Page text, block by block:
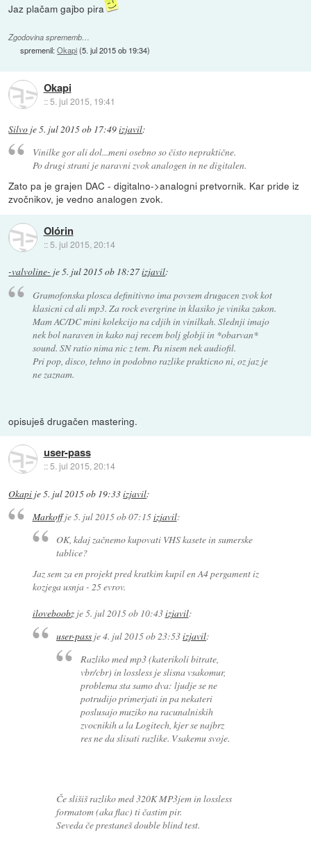
Jaz plačam gajbo pira
Zgodovina sprememb…
spremenil:Okapi(5. jul 2015 ob 19:34)
Okapi
::5. jul 2015, 19:41
Silvo je5. jul 2015 ob 17:49izjavil:
Vinilke gor ali dol...meni osebno so čisto nepraktične.
Po drugi strani je naravni zvok analogen in ne digitalen.
Zato pa je grajen DAC - digitalno->analogni pretvornik. Kar pride iz
zvočnikov, je vedno analogen zvok.
Olórin
:: 5. jul 2015, 20:14
-valvoline- je5. jul 2015 ob 18:27izjavil:
Gramofonska plosca definitivno ima povsem drugacen zvok kot
klasicni cd ali mp3. Za rock evergrine in klasiko je vinika zakon.
Mam AC/DC mini kolekcijo na cdjih in vinilkah. Slednji imajo
nek bol naraven in kako naj recem bolj globji in *obarvan*
sound. SN ratio nima nic z tem. Pa nisem nek audiofil.
Pri pop, disco, tehno in podobno razlike prakticno ni, oz jaz je
ne zaznam.
opisuješ drugačen mastering.
user-pass
::5. jul 2015, 20:14
Okapi je5. jul 2015 ob 19:33izjavil:
Markoffje5. jul 2015 ob 07:15izjavil:
OK, kdaj začnemo kupovati VHS kasete in sumerske
tablice?
Jaz sem za en projekt pred kratkim kupil en A4 pergament iz
kozjega usnja - 25 evrov.
iloveboobzje5. jul 2015 ob 10:43izjavil:
user-pass je4. jul 2015 ob 23:53izjavil:
Razliko med mp3 (katerikoli bitrate,
vbr/cbr) in lossless je slisna vsakomur,
problema sta samo dva: ljudje se ne
potrudijo primerjati in pa nekateri
poslusajo muziko na racunalniskih
zvocnikih a la Logitech, kjer se najbrz
res ne da slisati razlike. Vsakemu svoje.
Če slišiš razliko med 320K MP3jem in lossless
formatom (aka flac) ti častim pir.
Seveda če prestaneš double blind test.